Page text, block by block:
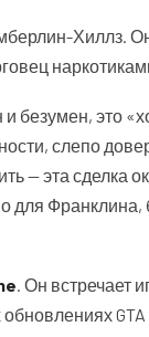
Хиллз.
безумен, это
слепо
— эта
для
. Он встречает
GTA